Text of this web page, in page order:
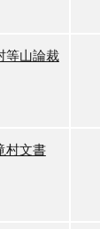
等山論裁
村文書